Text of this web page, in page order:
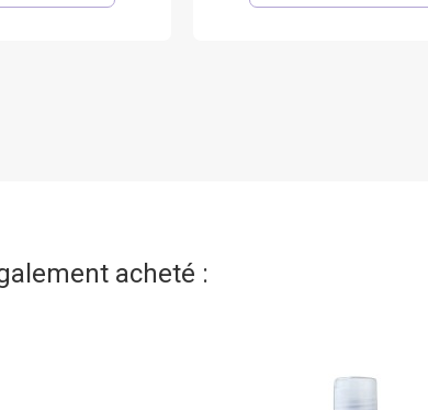
acheté :